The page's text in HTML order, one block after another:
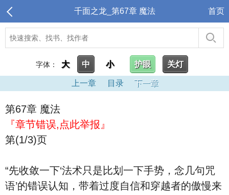
千面之龙_第67章 魔法 首页
字体： 大 中 小 护眼 关灯
上一章 目录 下一章
第67章 魔法
『章节错误,点此举报』
第(1/3)页
“先收敛一下‘法术只是比划一下手势，念几句咒
语’的错误认知，带着过度自信和穿越者的傲慢来